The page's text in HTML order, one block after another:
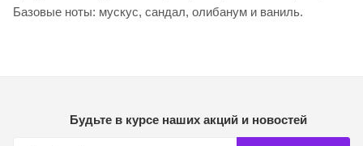
Базовые ноты: мускус, сандал, олибанум и ваниль.
Будьте в курсе наших акций и новостей